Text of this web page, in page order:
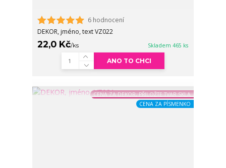
6 hodnocení
DEKOR, jméno, text VZ022
22,0 Kč/ks Skladem 465 ks
ANO TO CHCI
CENA ZA DEKOR, PŘILOŽTE TVAR SKLA
CENA ZA PÍSMENKO